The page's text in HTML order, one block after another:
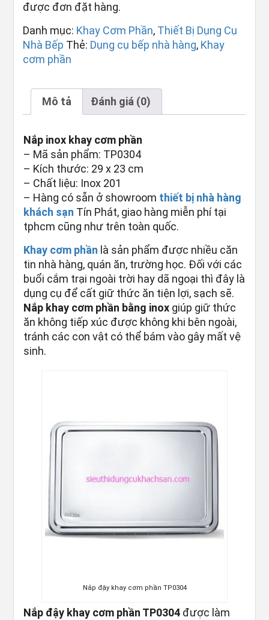
được đơn đặt hàng.
Danh mục: Khay Cơm Phần, Thiết Bị Dụng Cụ
Nhà Bếp Thẻ: Dụng cụ bếp nhà hàng, Khay
cơm phần
Mô tả Đánh giá (0)
Nắp inox khay cơm phần
– Mã sản phẩm: TP0304
– Kích thước: 29 x 23 cm
– Chất liệu: Inox 201
– Hàng có sẵn ở showroom thiết bị nhà hàng
khách sạn Tín Phát, giao hàng miễn phí tại
tphcm cũng như trên toàn quốc.
Khay cơm phần là sản phẩm được nhiều căn
tin nhà hàng, quán ăn, trường học. Đối với các
buổi cắm trại ngoài trời hay dã ngoại thì đây là
dụng cụ để cất giữ thức ăn tiện lợi, sạch sẽ.
Nắp khay cơm phần bằng inox giúp giữ thức
ăn không tiếp xúc được không khi bên ngoài,
tránh các con vật có thể bám vào gây mất vệ
sinh.
Nắp đậy khay cơm phần TP0304
Nắp đậy khay cơm phần TP0304 được làm